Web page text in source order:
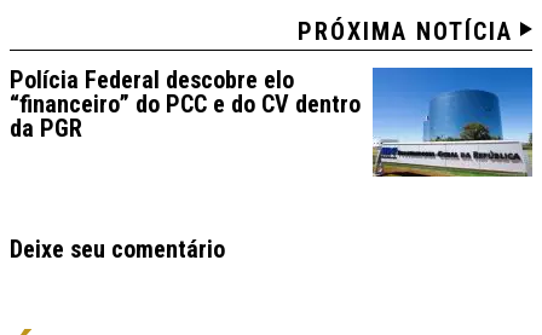
PRÓXIMA NOTÍCIA
Polícia Federal descobre elo
“financeiro” do PCC e do CV dentro
da PGR
Deixe seu comentário